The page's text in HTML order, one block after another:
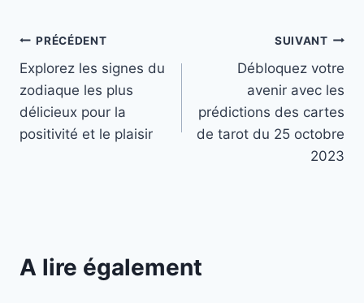
Navigation
de
l’article
PRÉCÉDENT
Explorez les signes du
zodiaque les plus
délicieux pour la
positivité et le plaisir
SUIVANT
Débloquez votre
avenir avec les
prédictions des cartes
de tarot du 25 octobre
2023
A lire également